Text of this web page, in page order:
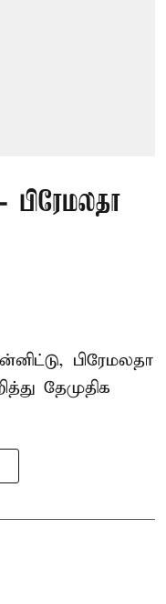
பிரேமலதா
தேமுதிக